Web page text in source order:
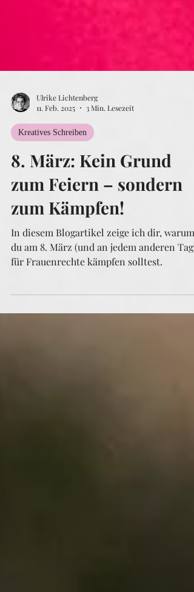
Ulrike Lichtenberg
11. Feb. 2025
3 Min. Lesezeit
Kreatives Schreiben
8. März: Kein Grund
zum Feiern – sondern
zum Kämpfen!
In diesem Blogartikel zeige ich dir, warum
du am 8. März (und an jedem anderen Tag)